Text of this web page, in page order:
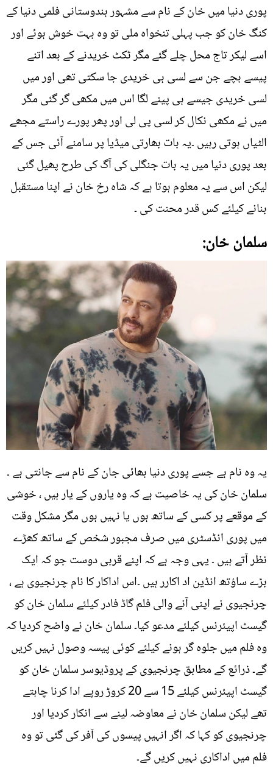
پوری دنیا میں خان کے نام سے مشہور ہندوستانی فلمی دنیا کے
کنگ خان کو جب پہلی تنخواہ ملی تو وہ بہت خوش ہوئے اور
اسے لیکر تاج محل چلے گئے مگر ٹکٹ خریدنے کے بعد اتنے
پیسے بچے جن سے لسی ہی خریدی جا سکتی تھی اور میں
لسی خریدی جیسے ہی پینے لگا اس میں مکھی گر گئی مگر
میں نے مکھی نکال کر لسی پی لی اور پھر پورے راستے مجھے
الٹیاں ہوتی رہیں ۔یہ بات بھارتی میڈیا پر سامنے آئی جس کے
بعد پوری دنیا میں یہ بات جنگلی کی آگ کی طرح پھیل گئی
لیکن اس سے یہ معلوم ہوتا ہے کہ شاہ رخ خان نے اپنا مستقبل
بنانے کیلئے کس قدر محنت کی ۔
سلمان خان:
یہ وہ نام ہے جسے پوری دنیا بھائی جان کے نام سے جانتی ہے ۔
سلمان خان کی یہ خاصیت ہے کہ وہ یاروں کے یار ہیں ، خوشی
کے موقعے پر کسی کے ساتھ ہوں یا نہیں ہوں مگر مشکل وقت
میں پوری انڈسٹری میں صرف مجبور شخص کے ساتھ کھڑے
نظر آتے ہیں ۔ یہی وجہ ہے کہ اپنے قربی دوست جو کہ ایک
بڑے ساؤتھ انڈین اد اکارر ہیں ۔اس اداکار کا نام چرنجیوی ہے ،
چرنجیوی نے اپنی آنے والی فلم گاڈ فادر کیلئے سلمان خان کو
گیسٹ اپیئرنس کیلئے مدعو کیا۔ سلمان خان نے واضح کردیا کہ
وہ فلم میں جلوہ گر ہونے کیلئے کوئی پیسہ وصول نہیں کریں
گے۔ ذرائع کے مطابق چرنجیوی کے پروڈیوسر سلمان خان کو
گیسٹ اپیئرنس کیلئے 15 سے 20 کروڑ روپے ادا کرنا چاہتے
تھے لیکن سلمان خان نے معاوضہ لینے سے انکار کردیا اور
چرنجیوی کو کہا کہ اگر انہیں پیسوں کی آفر کی گئی تو وہ
فلم میں اداکاری نہیں کریں گے۔